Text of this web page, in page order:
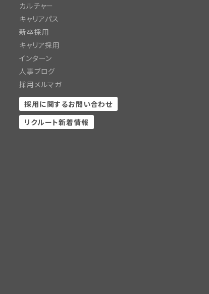
カルチャー
キャリアパス
新卒採用
キャリア採用
インターン
人事ブログ
採用メルマガ
採用に関するお問い合わせ
リクルート新着情報